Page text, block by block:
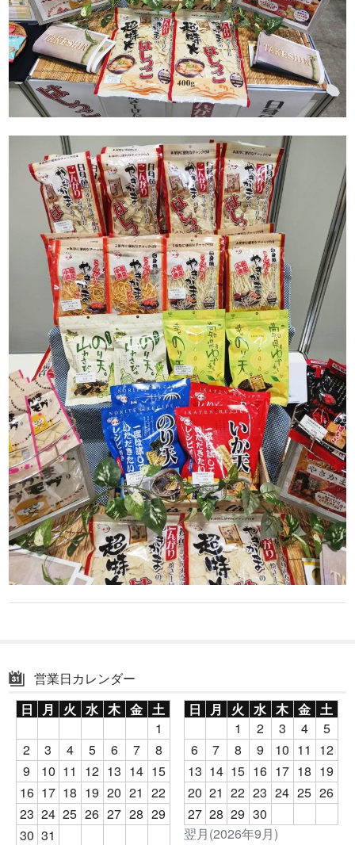
営業日カレンダー
日
月 火 水 木 金 土
1
2
3 4 5 6 7
8
9
10 11 12 13 14 15
16 17 18 19 20 21 22
23 24 25 26 27 28 29
30 31 翌月(2026年9月)
日 月 火 水 木 金 土
1
2 3 4
5
6
7 8 9 10 11
12
13 14 15 16 17 18 19
20 21 22 23 24 25 26
27 28 29 30